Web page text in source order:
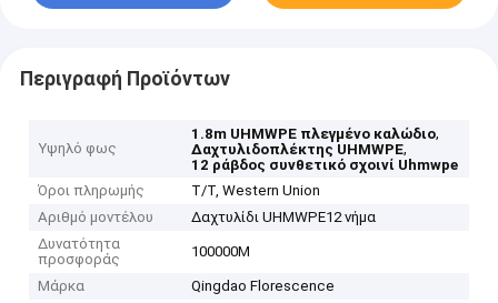
Περιγραφή Προϊόντων
Υψηλό φως
1.8m UHMWPE πλεγμένο καλώδιο,
Δαχτυλιδοπλέκτης UHMWPE,
12 ράβδος συνθετικό σχοινί Uhmwpe
Όροι πληρωμής
T/T, Western Union
Αριθμό μοντέλου
Δαχτυλίδι UHMWPE12 νήμα
Δυνατότητα
προσφοράς
100000M
Μάρκα
Qingdao Florescence